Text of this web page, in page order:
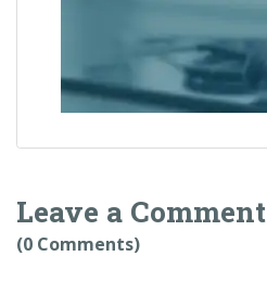
Leave a Comment
(0 Comments)